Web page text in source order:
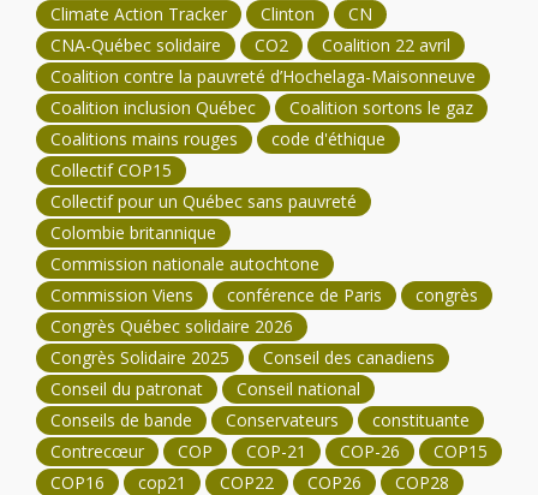
Climate Action Tracker
Clinton
CN
CNA-Québec solidaire
CO2
Coalition 22 avril
Coalition contre la pauvreté d’Hochelaga-Maisonneuve
Coalition inclusion Québec
Coalition sortons le gaz
Coalitions mains rouges
code d'éthique
Collectif COP15
Collectif pour un Québec sans pauvreté
Colombie britannique
Commission nationale autochtone
Commission Viens
conférence de Paris
congrès
Congrès Québec solidaire 2026
Congrès Solidaire 2025
Conseil des canadiens
Conseil du patronat
Conseil national
Conseils de bande
Conservateurs
constituante
Contrecœur
COP COP-21 COP-26
COP15
COP16
cop21 COP22 COP26
COP28